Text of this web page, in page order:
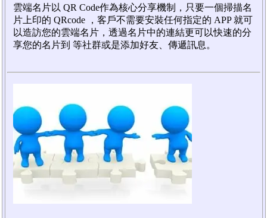
雲端名片以 QR Code作為核心分享機制，只要一個掃描名
片上印的 QRcode ，客戶不需要安裝任何指定的 APP 就可
以造訪您的雲端名片，透過名片中的連結更可以快速的分
享您的名片到 等社群或是添加好友、傳遞訊息。